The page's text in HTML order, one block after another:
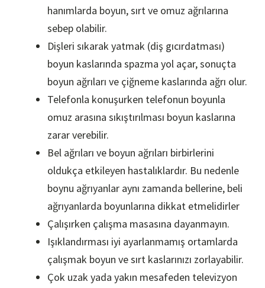
hanımlarda boyun, sırt ve omuz ağrılarına
sebep olabilir.
Dişleri sıkarak yatmak (diş gıcırdatması)
boyun kaslarında spazma yol açar, sonuçta
boyun ağrıları ve çiğneme kaslarında ağrı olur.
Telefonla konuşurken telefonun boyunla
omuz arasına sıkıştırılması boyun kaslarına
zarar verebilir.
Bel ağrıları ve boyun ağrıları birbirlerini
oldukça etkileyen hastalıklardır. Bu nedenle
boynu ağrıyanlar aynı zamanda bellerine, beli
ağrıyanlarda boyunlarına dikkat etmelidirler
Çalışırken çalışma masasına dayanmayın.
Işıklandırması iyi ayarlanmamış ortamlarda
çalışmak boyun ve sırt kaslarınızı zorlayabilir.
Çok uzak yada yakın mesafeden televizyon